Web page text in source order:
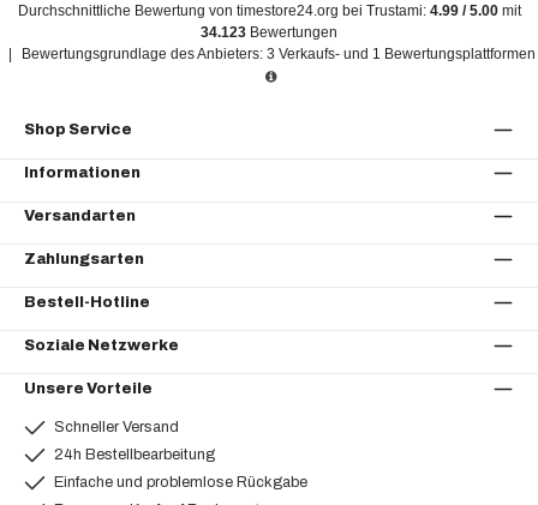
Durchschnittliche Bewertung von timestore24.org bei Trustami: 4.99/5.00mit
34.123 Bewertungen
|
Bewertungsgrundlage des Anbieters: 3 Verkaufs- und 1 Bewertungsplattformen
Shop Service
Informationen
Versandarten
Zahlungsarten
Bestell-Hotline
Soziale Netzwerke
Unsere Vorteile
Schneller Versand
24h Bestellbearbeitung
Einfache und problemlose Rückgabe